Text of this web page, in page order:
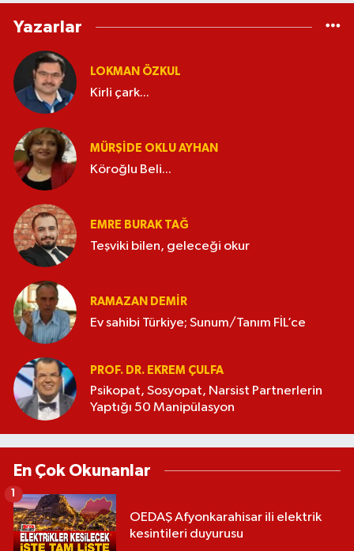
Yazarlar
LOKMAN ÖZKUL
Kirli çark...
MÜRŞIDE OKLU AYHAN
Köroğlu Beli...
EMRE BURAK TAĞ
Teşviki bilen, geleceği okur
RAMAZAN DEMİR
Ev sahibi Türkiye; Sunum/Tanım FİL’ce
PROF. DR. EKREM ÇULFA
Psikopat, Sosyopat, Narsist Partnerlerin
Yaptığı 50 Manipülasyon
En Çok Okunanlar
OEDAŞ Afyonkarahisar ili elektrik
kesintileri duyurusu
1